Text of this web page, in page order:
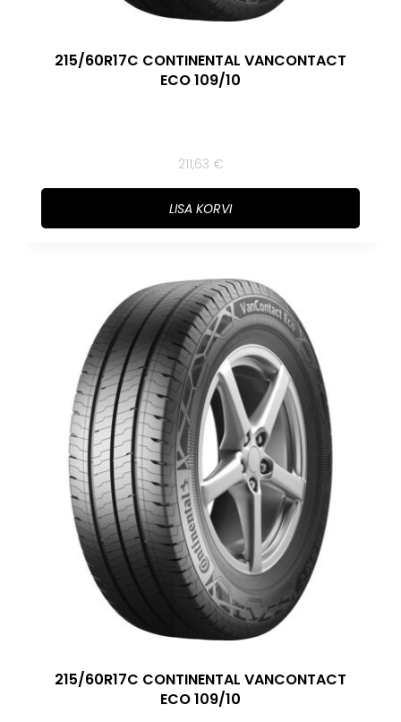
215/60R17C CONTINENTAL VANCONTACT
ECO 109/10
211,63 €
LISA KORVI
215/60R17C CONTINENTAL VANCONTACT
ECO 109/10